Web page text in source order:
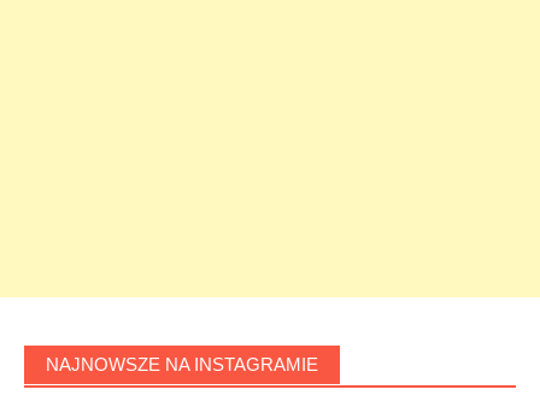
NAJNOWSZE NA INSTAGRAMIE